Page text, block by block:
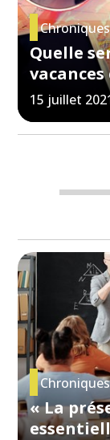
Quelle
15 juillet
« La